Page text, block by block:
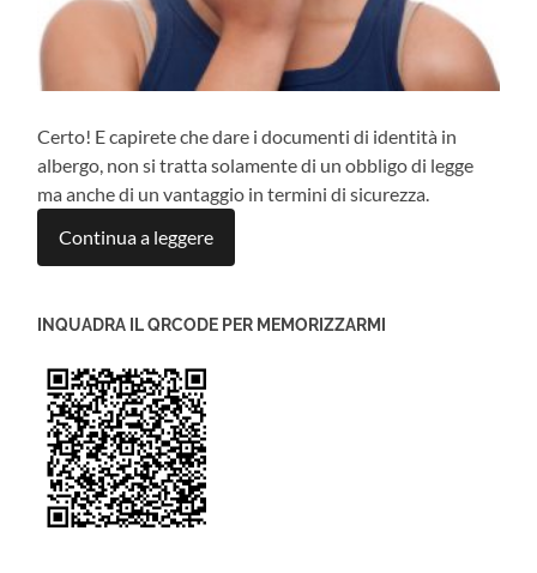
Certo! E capirete che dare i documenti di identità in
albergo, non si tratta solamente di un obbligo di legge
ma anche di un vantaggio in termini di sicurezza.
Continua a leggere
INQUADRA IL QRCODE PER MEMORIZZARMI